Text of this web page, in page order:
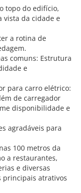
topo do edifício,
vista da cidade e
a rotina de
comuns: Estrutura
e
para carro elétrico:
de carregador
disponibilidade e
agradáveis para
100 metros da
a restaurantes,
e diversas
principais atrativos